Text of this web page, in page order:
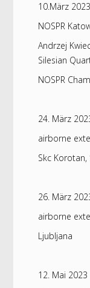
10.März 2023
NOSPR
Andrzej
Silesian
NOSPR
24. März
airborne
Skc
26. März
airborne
Ljubljana
12. Mai 2023